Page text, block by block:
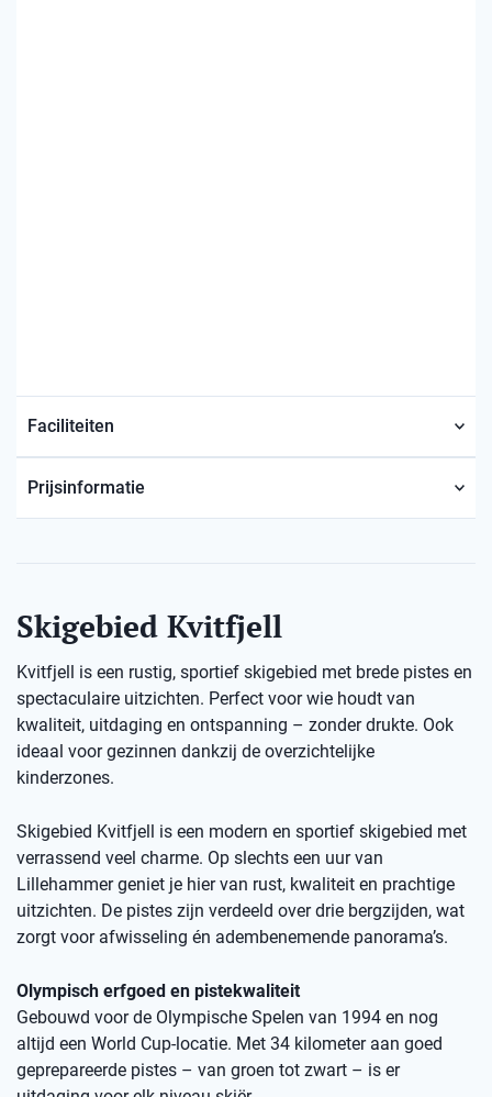
Faciliteiten
Prijsinformatie
Skigebied Kvitfjell
Kvitfjell is een rustig, sportief skigebied met brede pistes en
spectaculaire uitzichten. Perfect voor wie houdt van
kwaliteit, uitdaging en ontspanning – zonder drukte. Ook
ideaal voor gezinnen dankzij de overzichtelijke
kinderzones.
Skigebied Kvitfjell is een modern en sportief skigebied met
verrassend veel charme. Op slechts een uur van
Lillehammer geniet je hier van rust, kwaliteit en prachtige
uitzichten. De pistes zijn verdeeld over drie bergzijden, wat
zorgt voor afwisseling én adembenemende panorama’s.
Olympisch erfgoed en pistekwaliteit
Gebouwd voor de Olympische Spelen van 1994 en nog
altijd een World Cup-locatie. Met 34 kilometer aan goed
geprepareerde pistes – van groen tot zwart – is er